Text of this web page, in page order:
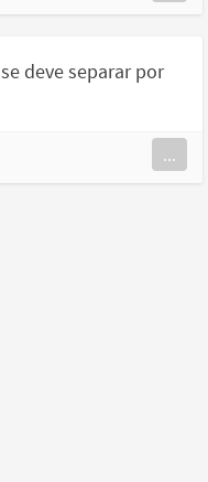
deve separar por
...